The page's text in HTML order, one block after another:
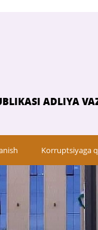
ADLIYA
Korruptsiyaga